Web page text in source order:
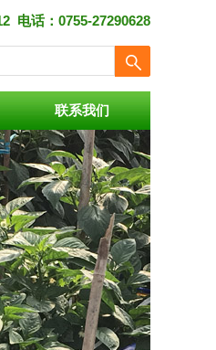
电话：0755-27290628
联系我们